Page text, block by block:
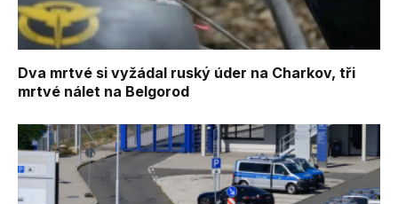
Dva mrtvé si vyžádal ruský úder na Charkov, tři
mrtvé nálet na Belgorod